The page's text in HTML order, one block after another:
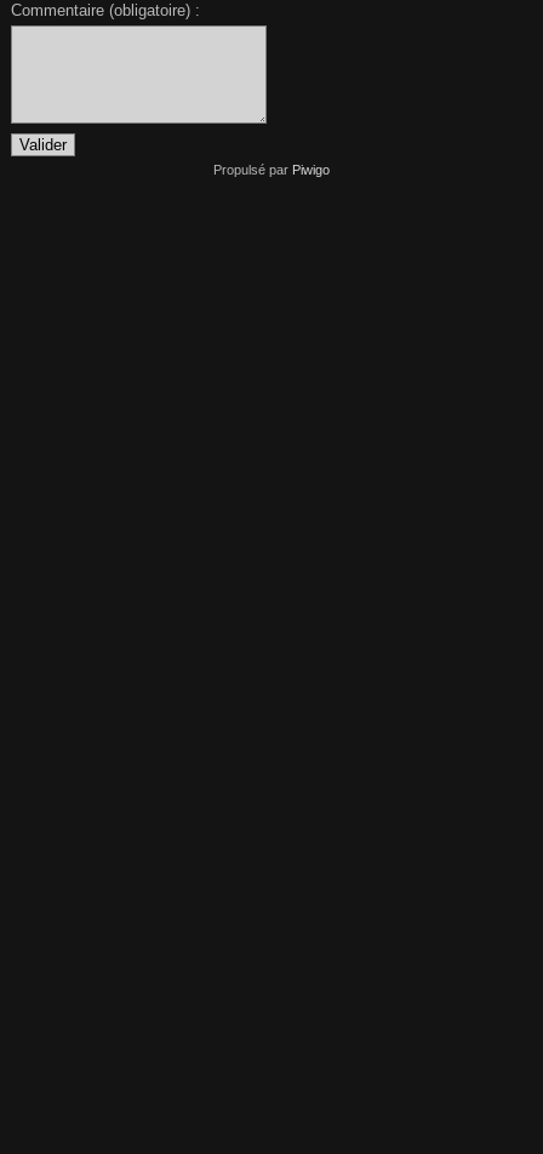
Commentaire (obligatoire) :
Propulsé par Piwigo